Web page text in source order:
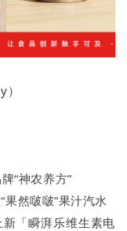
“神农养方”
果然啵啵”果汁汽水
「瞬湃乐维生素电